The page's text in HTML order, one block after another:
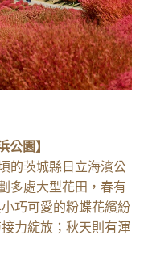
濱
公園】
的茨城縣日立海濱公
多處大型花田，春有
巧可愛的粉蝶花繽紛
力綻放；秋天則有渾